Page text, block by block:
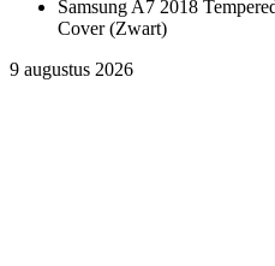
Samsung A7 2018
Cover (Zwart)
9 augustus 2026